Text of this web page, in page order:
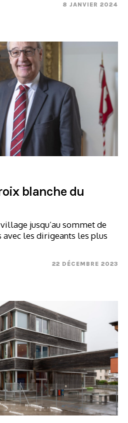
8 JANVIER 2024
blanche du
jusqu’au sommet de
avec les dirigeants les plus
22 DÉCEMBRE 2023